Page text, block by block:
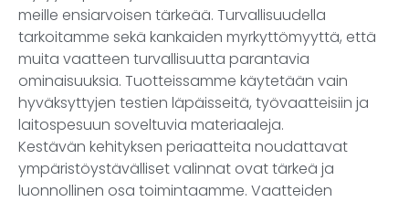
meille ensiarvoisen tärkeää. Turvallisuudella
tarkoitamme sekä kankaiden myrkyttömyyttä, että
muita vaatteen turvallisuutta parantavia
ominaisuuksia. Tuotteissamme käytetään vain
hyväksyttyjen testien läpäisseitä, työvaatteisiin ja
laitospesuun soveltuvia materiaaleja.
Kestävän kehityksen periaatteita noudattavat
ympäristöystävälliset valinnat ovat tärkeä ja
luonnollinen osa toimintaamme. Vaatteiden